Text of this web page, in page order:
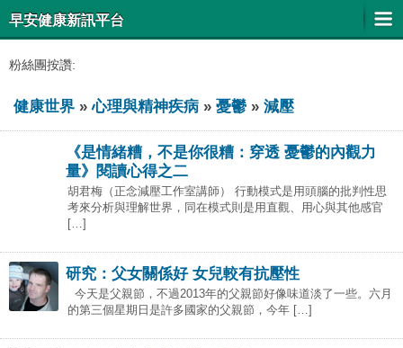
早安健康新訊平台
粉絲團按讚:
健康世界 »心理與精神疾病 » 憂鬱 » 減壓
《是情緒糟，不是你很糟：穿透 憂鬱的內觀力
量》閱讀心得之二
胡君梅（正念減壓工作室講師） 行動模式是用頭腦的批判性思
考來分析與理解世界，同在模式則是用直觀、用心與其他感官
[…]
研究：父女關係好 女兒較有抗壓性
今天是父親節，不過2013年的父親節好像味道淡了一些。六月
的第三個星期日是許多國家的父親節，今年 […]